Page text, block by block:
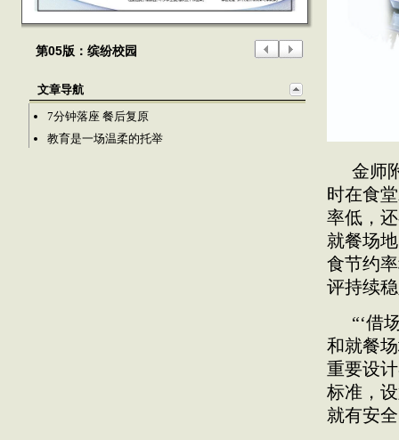
第05版：缤纷校园
文章导航
7分钟落座 餐后复原
教育是一场温柔的托举
金师
时在食
率低，
就餐场
食节约
评持续
“‘借
和就餐
重要设
标准，
就有安